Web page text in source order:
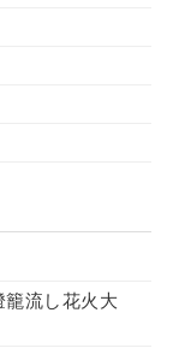
流し花火大